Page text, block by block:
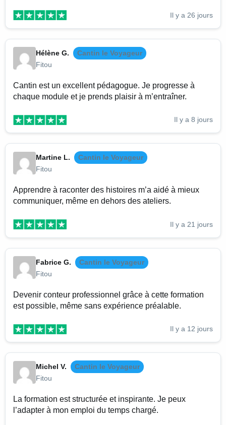
Il y a 26 jours
Hélène G.
Cantin le Voyageur
Fitou
Cantin est un excellent pédagogue. Je progresse à
chaque module et je prends plaisir à m’entraîner.
Il y a 8 jours
Martine L.
Cantin le Voyageur
Fitou
Apprendre à raconter des histoires m’a aidé à mieux
communiquer, même en dehors des ateliers.
Il y a 21 jours
Fabrice G.
Cantin le Voyageur
Fitou
Devenir conteur professionnel grâce à cette formation
est possible, même sans expérience préalable.
Il y a 12 jours
Michel V.
Cantin le Voyageur
Fitou
La formation est structurée et inspirante. Je peux
l’adapter à mon emploi du temps chargé.